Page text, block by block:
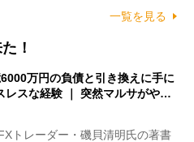
一覧を見る
！
6000万円の負債と引き換えに手に
レスな経験 ｜ 突然マルサがや…
トレーダー・磯貝清明氏の著書